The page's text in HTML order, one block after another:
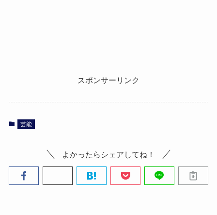
スポンサーリンク
芸能
よかったらシェアしてね！